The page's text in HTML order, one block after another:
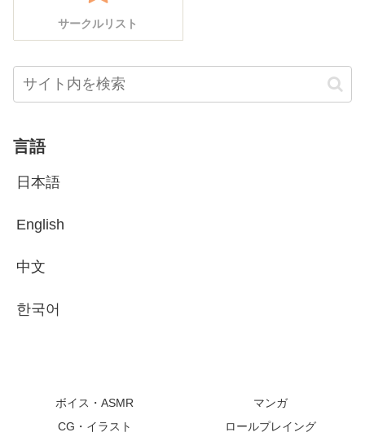
サークルリスト
言語
日本語
English
中文
한국어
ボイス・ASMR
マンガ
CG・イラスト
ロールプレイング